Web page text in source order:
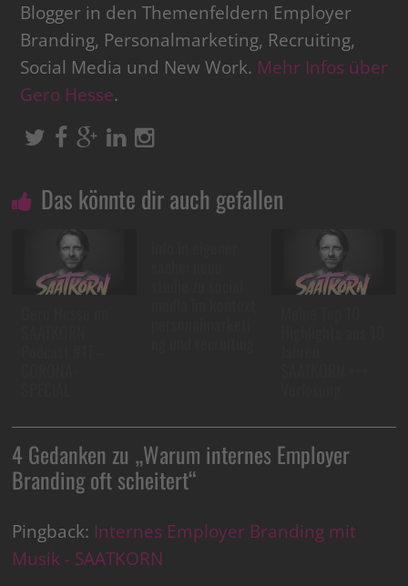
Blogger in den Themenfeldern Employer
Branding, Personalmarketing, Recruiting,
Social Media und New Work. Mehr Infos über
Gero Hesse.
Das könnte dir auch gefallen
4 Gedanken zu „Warum internes Employer
Branding oft scheitert“
Pingback: Internes Employer Branding mit
Musik - SAATKORN